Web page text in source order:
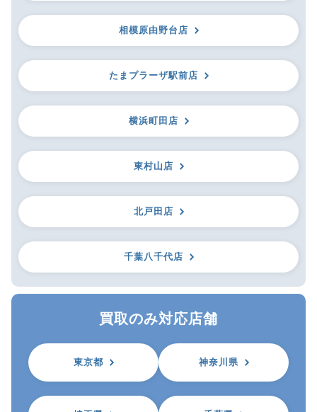
相模原由野台店
たまプラーザ駅前店
横浜町田店
東村山店
北戸田店
千葉八千代店
買取のみ対応店舗
東京都 神奈川県